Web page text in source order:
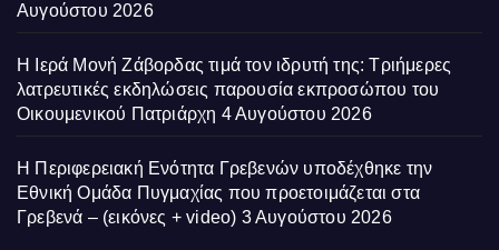
Αυγούστου 2026
Η Ιερά Μονή Ζάβορδας τιμά τον ιδρυτή της: Τριήμερες
λατρευτικές εκδηλώσεις παρουσία εκπροσώπου του
Οικουμενικού Πατριάρχη 4 Αυγούστου 2026
Η Περιφερειακή Ενότητα Γρεβενών υποδέχθηκε την
Εθνική Ομάδα Πυγμαχίας που προετοιμάζεται στα
Γρεβενά – (εικόνες + video) 3 Αυγούστου 2026